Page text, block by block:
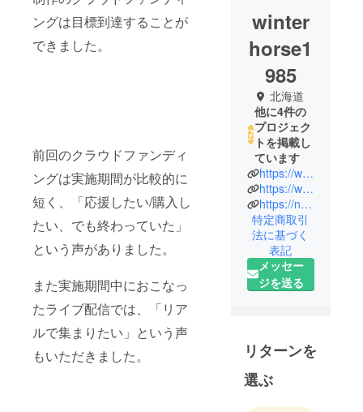
ングは目標到達することが
できました。
前回のクラウドファンディ
ングは実施期間が比較的に
短く、「応援したい/購入し
たい、でも終わっていた」
という声がありました。
また実施期間中におこなっ
たライブ配信では、「リア
ルで集まりたい」という声
もいただきました。
winter
horse1
985
北海道
他に4件の
プロジェク
トを掲載し
ています
https://www.facebook.com/share/14v8gCdL4C/?mibextid=wwXIfr
https://www.instagram.com/storyofstars_newtanabatastory?igsh=MWNxNGtxZW5qeDF0bQ%3D%3D&utm_source=qr
https://note.com/tomainagaki/n/n2438149591a6?sub_rt=share_b
特定商取引
法に基づく
表記
メッセー
ジを送る
リターンを
選ぶ